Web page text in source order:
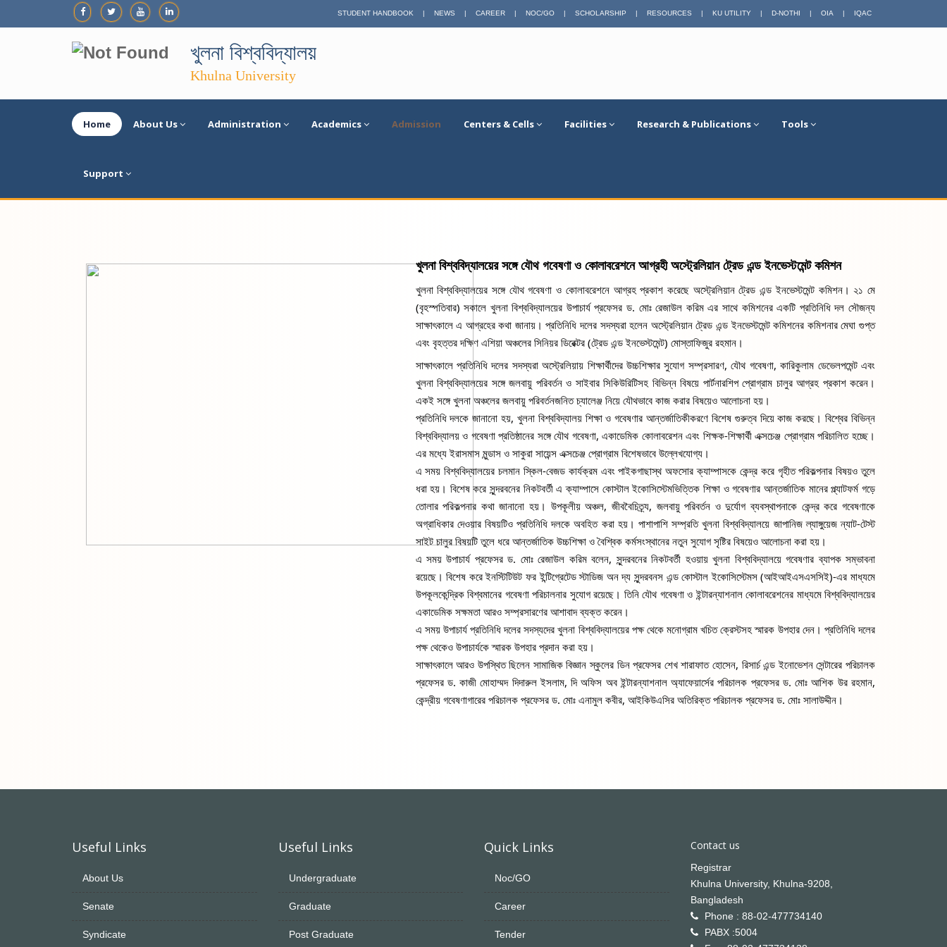
STUDENT HANDBOOK | NEWS | CAREER | NOC/GO | SCHOLARSHIP | RESOURCES | KU UTILITY | D-NOTHI | OIA | IQAC
খুলনা বিশ্ববিদ্যালয়
Khulna University
Home About Us Administration Academics Admission Centers & Cells Facilities Research & Publications Tools
Support
খুলনা বিশ্ববিদ্যালয়ের সঙ্গে যৌথ গবেষণা ও কোলাবরেশনে আগ্রহী অস্ট্রেলিয়ান ট্রেড এন্ড ইনভেস্টমেন্ট কমিশন
খুলনা বিশ্ববিদ্যালয়ের সঙ্গে যৌথ গবেষণা ও কোলাবরেশনে আগ্রহ প্রকাশ করেছে অস্ট্রেলিয়ান ট্রেড এন্ড ইনভেস্টমেন্ট কমিশন। ২১ মে
(বৃহস্পতিবার) সকালে খুলনা বিশ্ববিদ্যালয়ের উপাচার্য প্রফেসর ড. মোঃ রেজাউল করিম এর সাথে কমিশনের একটি প্রতিনিধি দল সৌজন্য
সাক্ষাৎকালে এ আগ্রহের কথা জানায়। প্রতিনিধি দলের সদস্যরা হলেন অস্ট্রেলিয়ান ট্রেড এন্ড ইনভেস্টমেন্ট কমিশনের কমিশনার মেঘা গুপ্ত
এবং বৃহত্তর দক্ষিণ এশিয়া অঞ্চলের সিনিয়র ডিরেক্টর (ট্রেড এন্ড ইনভেস্টমেন্ট) মোস্তাফিজুর রহমান।
সাক্ষাৎকালে প্রতিনিধি দলের সদস্যরা অস্ট্রেলিয়ায় শিক্ষার্থীদের উচ্চশিক্ষার সুযোগ সম্প্রসারণ, যৌথ গবেষণা, কারিকুলাম ডেভেলপমেন্ট এবং
খুলনা বিশ্ববিদ্যালয়ের সঙ্গে জলবায়ু পরিবর্তন ও সাইবার সিকিউরিটিসহ বিভিন্ন বিষয়ে পার্টনারশিপ প্রোগ্রাম চালুর আগ্রহ প্রকাশ করেন।
একই সঙ্গে খুলনা অঞ্চলের জলবায়ু পরিবর্তনজনিত চ্যালেঞ্জ নিয়ে যৌথভাবে কাজ করার বিষয়েও আলোচনা হয়।
প্রতিনিধি দলকে জানানো হয়, খুলনা বিশ্ববিদ্যালয় শিক্ষা ও গবেষণার আন্তর্জাতিকীকরণে বিশেষ গুরুত্ব দিয়ে কাজ করছে। বিশ্বের বিভিন্ন
বিশ্ববিদ্যালয় ও গবেষণা প্রতিষ্ঠানের সঙ্গে যৌথ গবেষণা, একাডেমিক কোলাবরেশন এবং শিক্ষক-শিক্ষার্থী এক্সচেঞ্জ প্রোগ্রাম পরিচালিত হচ্ছে।
এর মধ্যে ইরাসমাস মুন্ডাস ও সাকুরা সায়েন্স এক্সচেঞ্জ প্রোগ্রাম বিশেষভাবে উল্লেখযোগ্য।
এ সময় বিশ্ববিদ্যালয়ের চলমান স্কিল-বেজড কার্যক্রম এবং পাইকগাছাস্থ অফসোর ক্যাম্পাসকে কেন্দ্র করে গৃহীত পরিকল্পনার বিষয়ও তুলে
ধরা হয়। বিশেষ করে সুন্দরবনের নিকটবর্তী এ ক্যাম্পাসে কোস্টাল ইকোসিস্টেমভিত্তিক শিক্ষা ও গবেষণার আন্তর্জাতিক মানের প্ল্যাটফর্ম গড়ে
তোলার পরিকল্পনার কথা জানানো হয়। উপকূলীয় অঞ্চল, জীববৈচিত্র্য, জলবায়ু পরিবর্তন ও দুর্যোগ ব্যবস্থাপনাকে কেন্দ্র করে গবেষণাকে
অগ্রাধিকার দেওয়ার বিষয়টিও প্রতিনিধি দলকে অবহিত করা হয়। পাশাপাশি সম্প্রতি খুলনা বিশ্ববিদ্যালয়ে জাপানিজ ল্যাঙ্গুয়েজ ন্যাট-টেস্ট
সাইট চালুর বিষয়টি তুলে ধরে আন্তর্জাতিক উচ্চশিক্ষা ও বৈশ্বিক কর্মসংস্থানের নতুন সুযোগ সৃষ্টির বিষয়েও আলোচনা করা হয়।
এ সময় উপাচার্য প্রফেসর ড. মোঃ রেজাউল করিম বলেন, সুন্দরবনের নিকটবর্তী হওয়ায় খুলনা বিশ্ববিদ্যালয়ে গবেষণার ব্যাপক সম্ভাবনা
রয়েছে। বিশেষ করে ইনস্টিটিউট ফর ইন্টিগ্রেটেড স্টাডিজ অন দ্য সুন্দরবনস এন্ড কোস্টাল ইকোসিস্টেমস (আইআইএসএসসিই)-এর মাধ্যমে
উপকূলকেন্দ্রিক বিশ্বমানের গবেষণা পরিচালনার সুযোগ রয়েছে। তিনি যৌথ গবেষণা ও ইন্টারন্যাশনাল কোলাবরেশনের মাধ্যমে বিশ্ববিদ্যালয়ের
একাডেমিক সক্ষমতা আরও সম্প্রসারণের আশাবাদ ব্যক্ত করেন।
এ সময় উপাচার্য প্রতিনিধি দলের সদস্যদের খুলনা বিশ্ববিদ্যালয়ের পক্ষ থেকে মনোগ্রাম খচিত ক্রেস্টসহ স্মারক উপহার দেন। প্রতিনিধি দলের
পক্ষ থেকেও উপাচার্যকে স্মারক উপহার প্রদান করা হয়।
সাক্ষাৎকালে আরও উপস্থিত ছিলেন সামাজিক বিজ্ঞান স্কুলের ডিন প্রফেসর শেখ শারাফাত হোসেন, রিসার্চ এন্ড ইনোভেশন সেন্টারের পরিচালক
প্রফেসর ড. কাজী মোহাম্মদ দিদারুল ইসলাম, দি অফিস অব ইন্টারন্যাশনাল অ্যাফেয়ার্সের পরিচালক প্রফেসর ড. মোঃ আশিক উর রহমান,
কেন্দ্রীয় গবেষণাগারের পরিচালক প্রফেসর ড. মোঃ এনামুল কবীর, আইকিউএসির অতিরিক্ত পরিচালক প্রফেসর ড. মোঃ সালাউদ্দীন।
Useful Links
About Us
Senate
Syndicate
Useful Links
Undergraduate
Graduate
Post Graduate
Quick Links
Noc/GO
Career
Tender
Contact us
Registrar
Khulna University, Khulna-9208,
Bangladesh
Phone : 88-02-477734140
PABX :5004